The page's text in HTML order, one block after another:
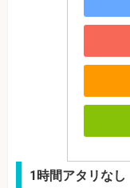
1時間アタリなし